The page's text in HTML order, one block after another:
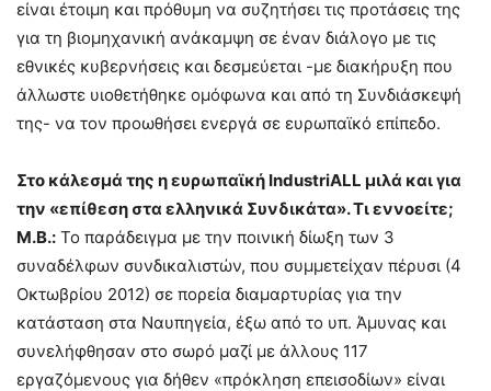
είναι έτοιμη και πρόθυμη να συζητήσει τις προτάσεις της
για τη βιομηχανική ανάκαμψη σε έναν διάλογο με τις
εθνικές κυβερνήσεις και δεσμεύεται -με διακήρυξη που
άλλωστε υιοθετήθηκε ομόφωνα και από τη Συνδιάσκεψή
της- να τον προωθήσει ενεργά σε ευρωπαϊκό επίπεδο.
Στο κάλεσμά της η ευρωπαϊκή IndustriALL μιλά και για
την «επίθεση στα ελληνικά Συνδικάτα». Τι εννοείτε;
Μ.Β.: Το παράδειγμα με την ποινική δίωξη των 3
συναδέλφων συνδικαλιστών, που συμμετείχαν πέρυσι (4
Οκτωβρίου 2012) σε πορεία διαμαρτυρίας για την
κατάσταση στα Ναυπηγεία, έξω από το υπ. Άμυνας και
συνελήφθησαν στο σωρό μαζί με άλλους 117
εργαζόμενους για δήθεν «πρόκληση επεισοδίων» είναι